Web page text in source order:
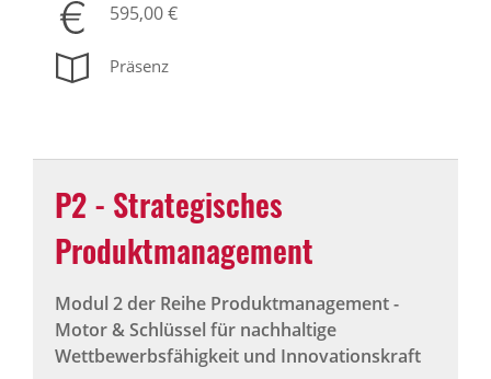
595,00 €
Präsenz
P2 - Strategisches
Produktmanagement
Modul 2 der Reihe Produktmanagement -
Motor & Schlüssel für nachhaltige
Wettbewerbsfähigkeit und Innovationskraft